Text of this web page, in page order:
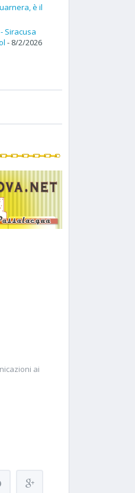
è il
Siracusa
- 8/2/2026
ai